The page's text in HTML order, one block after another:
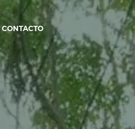
CONTACTO